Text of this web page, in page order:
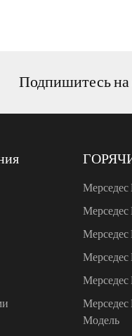
расширенного
310
расширенного
Подпишитесь
Мерседес
Модель